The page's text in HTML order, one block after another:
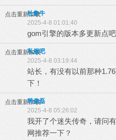
点击重新加载
杜鲁牛
2025-4-8 01:01:40
gom引擎的版本多更新点
点击重新加载
私服吧
2025-4-8 03:19:44
站长，有没有以前那种
下！
点击重新加载
韩俊磊
2025-4-8 05:26:02
我开了个迷失传奇，请问
网推荐一下？